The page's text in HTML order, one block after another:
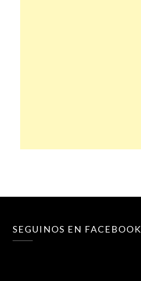
SEGUINOS EN FACEBOOK